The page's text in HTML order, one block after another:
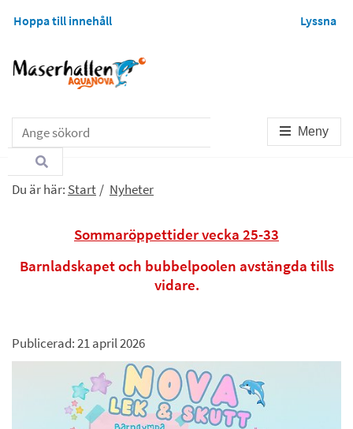
Hoppa till innehåll Lyssna
Meny
Du är här: Start / Nyheter
Sommaröppettider vecka 25-33
Barnladskapet och bubbelpoolen avstängda tills
vidare.
Publicerad: 21 april 2026